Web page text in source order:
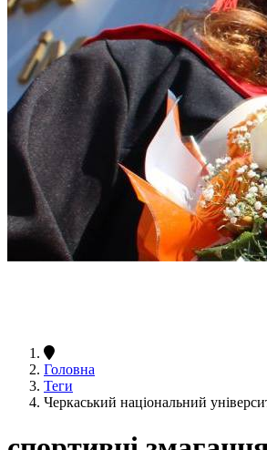
Головна
Теги
Черкаський національний